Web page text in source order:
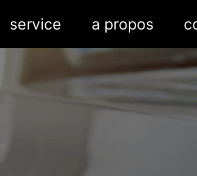
service a propos